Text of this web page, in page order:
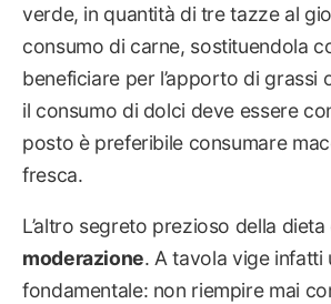
verde, in quantità di tre tazze al
consumo di carne, sostituendola
beneficiare per l’apporto di grassi
il consumo di dolci deve essere
posto è preferibile consumare
fresca.
L’altro segreto prezioso della
moderazione. A tavola vige infatti
fondamentale: non riempire mai